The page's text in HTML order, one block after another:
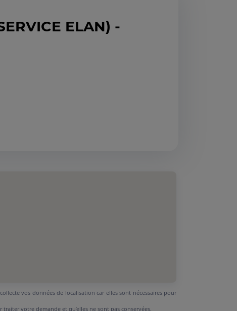
ELAN) -
vos données de localisation car elles sont nécessaires pour
votre demande et qu’elles ne sont pas conservées.